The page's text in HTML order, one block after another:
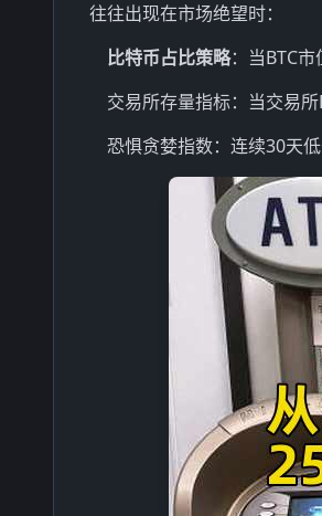
往往出现在市场绝望时：
比特币占比策略：当BTC
交易所存量指标：当交易
恐惧贪婪指数：连续30天